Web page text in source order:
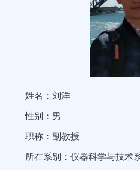
姓名：刘洋
性别：男
职称：副教授
所在系别：仪器科学与技术